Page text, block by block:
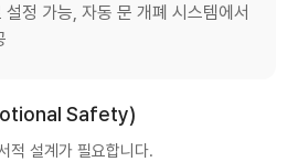
정 가능, 자동 문 개폐 시스템에서
Safety)
적 설계가 필요합니다.